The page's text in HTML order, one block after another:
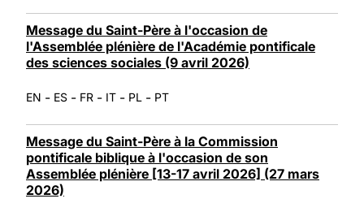
Message du Saint-Père à l'occasion de
l'Assemblée plénière de l'Académie pontificale
des sciences sociales (9 avril 2026)
EN - ES - FR - IT - PL - PT
Message du Saint-Père à la Commission
pontificale biblique à l'occasion de son
Assemblée plénière [13-17 avril 2026] (27 mars
2026)